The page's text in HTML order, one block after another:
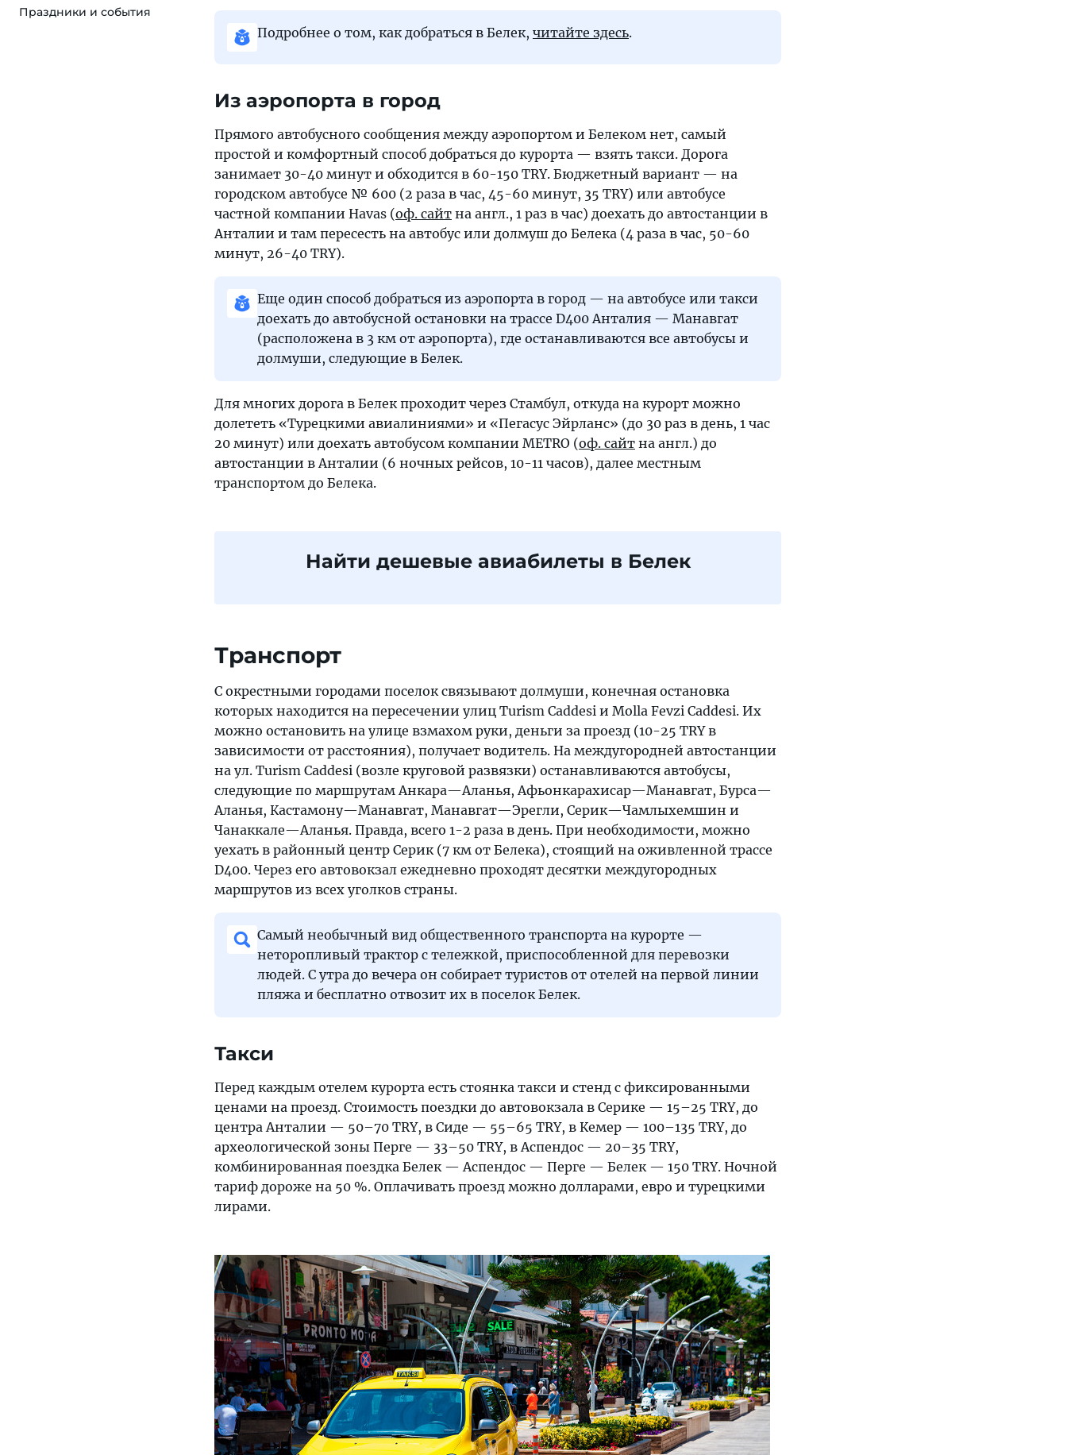
Праздники и события
Подробнее о том, как добраться в Белек, читайте здесь.
Из аэропорта в город
Прямого автобусного сообщения между аэропортом и Белеком нет, самый
простой и комфортный способ добраться до курорта — взять такси. Дорога
занимает 30-40 минут и обходится в 60-150 TRY. Бюджетный вариант — на
городском автобусе № 600 (2 раза в час, 45-60 минут, 35 TRY) или автобусе
частной компании Havas (оф. сайт на англ., 1 раз в час) доехать до автостанции в
Анталии и там пересесть на автобус или долмуш до Белека (4 раза в час, 50-60
минут, 26-40 TRY).
Еще один способ добраться из аэропорта в город — на автобусе или такси
доехать до автобусной остановки на трассе D400 Анталия — Манавгат
(расположена в 3 км от аэропорта), где останавливаются все автобусы и
долмуши, следующие в Белек.
Для многих дорога в Белек проходит через Стамбул, откуда на курорт можно
долететь «Турецкими авиалиниями» и «Пегасус Эйрланс» (до 30 раз в день, 1 час
20 минут) или доехать автобусом компании METRO (оф. сайт на англ.) до
автостанции в Анталии (6 ночных рейсов, 10-11 часов), далее местным
транспортом до Белека.
Найти дешевые авиабилеты в Белек
Транспорт
С окрестными городами поселок связывают долмуши, конечная остановка
которых находится на пересечении улиц Turism Caddesi и Molla Fevzi Caddesi. Их
можно остановить на улице взмахом руки, деньги за проезд (10-25 TRY в
зависимости от расстояния), получает водитель. На междугородней автостанции
на ул. Turism Caddesi (возле круговой развязки) останавливаются автобусы,
следующие по маршрутам Анкара—Аланья, Афьонкарахисар—Манавгат, Бурса—
Аланья, Кастамону—Манавгат, Манавгат—Эрегли, Серик—Чамлыхемшин и
Чанаккале—Аланья. Правда, всего 1-2 раза в день. При необходимости, можно
уехать в районный центр Серик (7 км от Белека), стоящий на оживленной трассе
D400. Через его автовокзал ежедневно проходят десятки междугородных
маршрутов из всех уголков страны.
Самый необычный вид общественного транспорта на курорте —
неторопливый трактор с тележкой, приспособленной для перевозки
людей. С утра до вечера он собирает туристов от отелей на первой линии
пляжа и бесплатно отвозит их в поселок Белек.
Такси
Перед каждым отелем курорта есть стоянка такси и стенд с фиксированными
ценами на проезд. Стоимость поездки до автовокзала в Серике — 15–25 TRY, до
центра Анталии — 50–70 TRY, в Сиде — 55–65 TRY, в Кемер — 100–135 TRY, до
археологической зоны Перге — 33–50 TRY, в Аспендос — 20–35 TRY,
комбинированная поездка Белек — Аспендос — Перге — Белек — 150 TRY. Ночной
тариф дороже на 50 %. Оплачивать проезд можно долларами, евро и турецкими
лирами.